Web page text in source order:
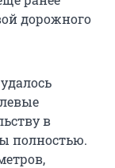
дорожного
в
полностью.